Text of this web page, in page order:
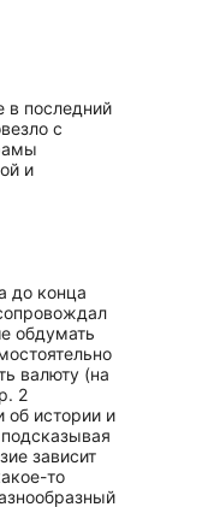
в последний
с
и
до конца
обдумать
валюту (на
2
об истории и
зависит
то